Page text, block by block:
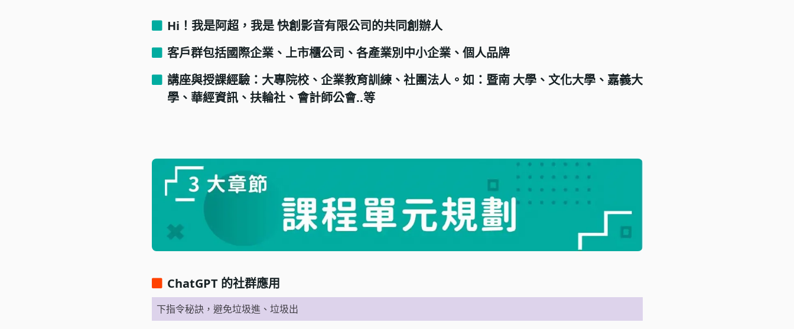
Hi！我是阿超，我是 快創影音有限公司的共同創辦人
客戶群包括國際企業、上市櫃公司、各產業別中小企業、個人品牌
講座與授課經驗：大專院校、企業教育訓練、社團法人。如：暨南 大學、文化大學、嘉義大
學、華經資訊、扶輪社、會計師公會..等
ChatGPT 的社群應用
下指令秘訣，避免垃圾進、垃圾出